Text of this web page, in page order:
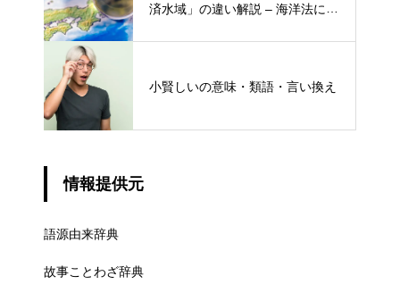
済水域」の違い解説 – 海洋法にお
小賢しいの意味・類語・言い換え
情報提供元
語源由来辞典
故事ことわざ辞典